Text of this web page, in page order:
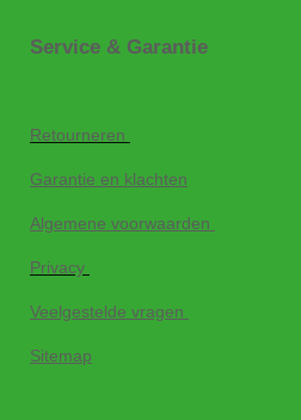
Service & Garantie
Retourneren
Garantie en klachten
Algemene voorwaarden
Privacy
Veelgestelde vragen
Sitemap